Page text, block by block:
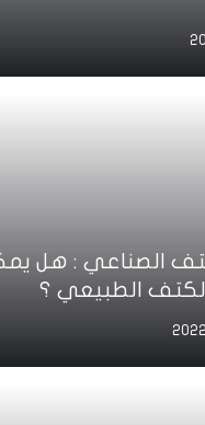
الصناعي : هل
الطبيعي ؟